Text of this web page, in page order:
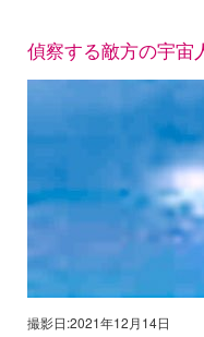
偵察する敵方の宇宙
撮影日:2021年12月14日